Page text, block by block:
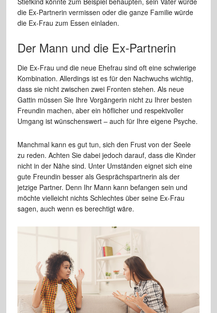
die Ex-Partnerin vermissen oder die ganze Familie würde
die Ex-Frau zum Essen einladen.
Der Mann und die Ex-Partnerin
Die Ex-Frau und die neue Ehefrau sind oft eine schwierige
Kombination. Allerdings ist es für den Nachwuchs wichtig,
dass sie nicht zwischen zwei Fronten stehen. Als neue
Gattin müssen Sie Ihre Vorgängerin nicht zu Ihrer besten
Freundin machen, aber ein höflicher und respektvoller
Umgang ist wünschenswert – auch für Ihre eigene Psyche.
Manchmal kann es gut tun, sich den Frust von der Seele
zu reden. Achten Sie dabei jedoch darauf, dass die Kinder
nicht in der Nähe sind. Unter Umständen eignet sich eine
gute Freundin besser als Gesprächspartnerin als der
jetzige Partner. Denn Ihr Mann kann befangen sein und
möchte vielleicht nichts Schlechtes über seine Ex-Frau
sagen, auch wenn es berechtigt wäre.